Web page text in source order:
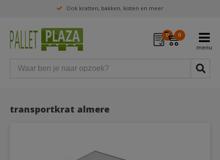
Ook kratten, bakken, kisten en meer
0 0
transportkrat almere